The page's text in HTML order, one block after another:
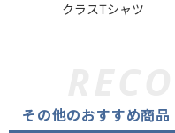
クラスTシャツ
その他のおすすめ商品